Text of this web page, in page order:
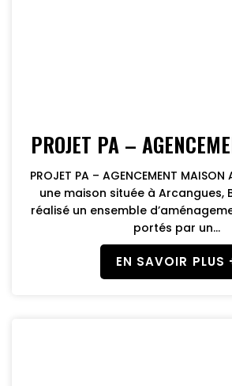
PROJET PA –
PROJET PA – AGENCEMENT
une maison située à Arcangues,
réalisé un ensemble
portés par un...
EN SAVOIR PLUS